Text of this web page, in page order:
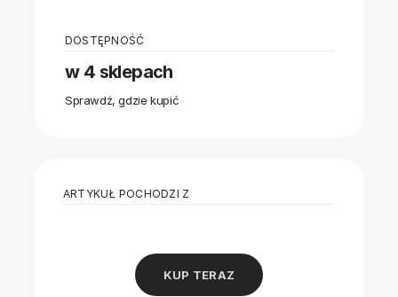
DOSTĘPNOŚĆ
w 4 sklepach
Sprawdź, gdzie kupić
ARTYKUŁ POCHODZI Z
KUP TERAZ